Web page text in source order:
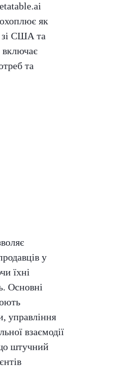
як
зі США та
включає
та
у
їхні
Основні
управління
взаємодії
штучний